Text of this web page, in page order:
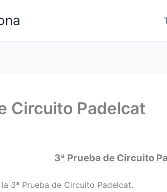
Circuito Padelcat
3ª Prueba de Circuito
3ª Prueba de Circuito Padelcat.